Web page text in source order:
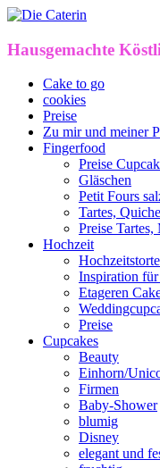
Hausgemachte
Cake to go
cookies
Preise
Zu mir und meiner
Fingerfood
Preise
Gläschen
Petit Fours
Tartes,
Preise
Hochzeit
Inspiration für
Etageren
Preise
Cupcakes
Beauty
Einhorn/
Firmen
Baby-Shower
blumig
Disney
elegant und